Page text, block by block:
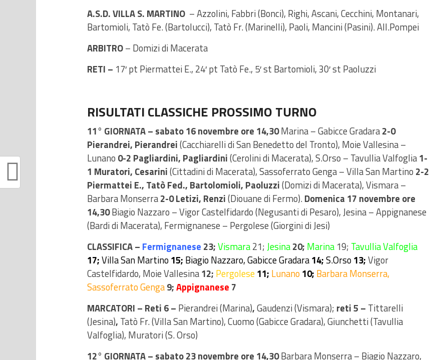
A.S.D. VILLA S. MARTINO – Azzolini, Fabbri (Bonci), Righi, Ascani, Cecchini, Montanari,
Bartomioli, Tatò Fe. (Bartolucci), Tatò Fr. (Marinelli), Paoli, Mancini (Pasini). All.Pompei
ARBITRO– Domizi di Macerata
RETI – 17′ pt Piermattei E., 24′ pt Tatò Fe., 5′ st Bartomioli, 30′ st Paoluzzi
RISULTATI CLASSICHE PROSSIMO TURNO
11° GIORNATA – sabato 16 novembre ore 14,30Marina – Gabicce Gradara2-0
Pierandrei, Pierandrei(Cacchiarelli di San Benedetto del Tronto), Moie Vallesina –
Lunano 0-2 Pagliardini, Pagliardini(Cerolini di Macerata), S.Orso – Tavullia Valfoglia1-
1 Muratori, Cesarini(Cittadini di Macerata), Sassoferrato Genga – Villa San Martino 2-2
Piermattei E., Tatò Fed., Bartolomioli, Paoluzzi(Domizi di Macerata), Vismara –
Barbara Monserra2-0 Letizi, Renzi(Diouane di Fermo).Domenica 17 novembre ore
14,30Biagio Nazzaro – Vigor Castelfidardo (Negusanti di Pesaro), Jesina – Appignanese
(Bardi di Macerata), Fermignanese – Pergolese (Giorgini di Jesi)
CLASSIFICA – Fermignanese 23;Vismara21;Jesina20; Marina 19; Tavullia Valfoglia
17;Villa San Martino 15; Biagio Nazzaro, Gabicce Gradara14;S.Orso 13;Vigor
Castelfidardo, Moie Vallesina12; Pergolese11; Lunano 10; Barbara Monserra,
Sassoferrato Genga9;Appignanese 7
MARCATORI – Reti 6 – Pierandrei (Marina),Gaudenzi (Vismara); reti 5 – Tittarelli
(Jesina), Tatò Fr. (Villa San Martino), Cuomo (Gabicce Gradara), Giunchetti (Tavullia
Valfoglia), Muratori (S. Orso)
12° GIORNATA – sabato 23 novembre ore 14,30Barbara Monserra – Biagio Nazzaro,